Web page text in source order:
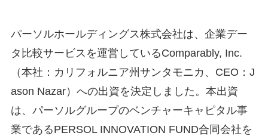
パーソルホールディングス株式会社は、企業デー
タ比較サービスを運営しているComparably, Inc.
（本社：カリフォルニア州サンタモニカ、CEO：J
ason Nazar）への出資を決定しました。本出資
は、パーソルグループのベンチャーキャピタル事
業であるPERSOL INNOVATION FUND合同会社を